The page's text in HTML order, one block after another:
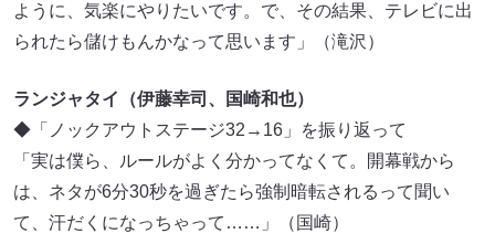
ように、気楽にやりたいです。で、その結果、テレビに出
られたら儲けもんかなって思います」（滝沢）
ランジャタイ（伊藤幸司、国崎和也）
◆「ノックアウトステージ32→16」を振り返って
「実は僕ら、ルールがよく分かってなくて。開幕戦から
は、ネタが6分30秒を過ぎたら強制暗転されるって聞い
て、汗だくになっちゃって……」（国崎）